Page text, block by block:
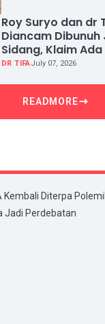
Roy Suryo dan dr
Diancam Dibunuh
Sidang, Klaim
dan Intimidasi
DR TIFAJuly 07, 2026
READMORE